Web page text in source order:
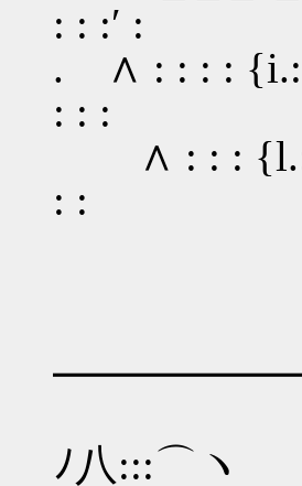
: : :′ :
. ∧ : : : : {i.:
: : :
∧ : : : {l.:
: :
ﾉ八:::⌒